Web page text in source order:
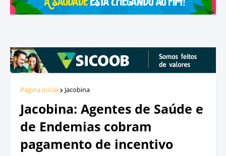
Página inicial Jacobina
Jacobina: Agentes de Saúde e
de Endemias cobram
pagamento de incentivo